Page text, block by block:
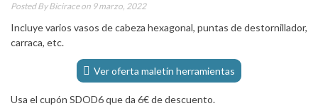
Posted ByBiciraceon 9 marzo, 2022
Incluye varios vasos de cabeza hexagonal, puntas de destornillador,
carraca, etc.
Ver oferta maletín herramientas
Usa el cupón SDOD6 que da 6€ de descuento.